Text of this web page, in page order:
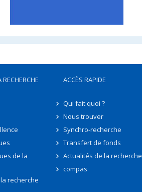
RECHERCHE
de la
recherche
ACCÈS RAPIDE
Qui fait quoi ?
Nous trouver
Synchro-recherche
Transfert de fonds
Actualités de la recherche
compas